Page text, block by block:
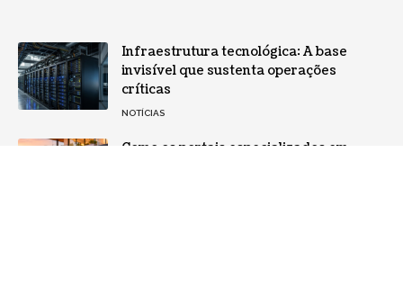
Infraestrutura tecnológica: A base
invisível que sustenta operações
críticas
NOTÍCIAS
Como os portais especializados em